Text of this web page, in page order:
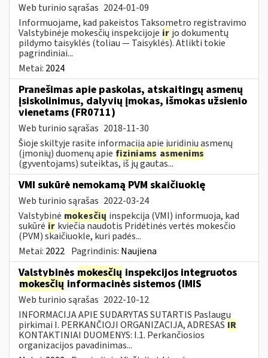
Web turinio sąrašas 2024-01-09
Informuojame, kad pakeistos Taksometro registravimo
Valstybinėje mokesčių inspekcijoje ir jo dokumentų
pildymo taisyklės (toliau — Taisyklės). Atlikti tokie
pagrindiniai...
Metai: 2024
Pranešimas apie paskolas, atskaitingų asmenų
įsiskolinimus, dalyvių įmokas, išmokas užsienio
vienetams (FR0711)
Web turinio sąrašas 2018-11-30
Šioje skiltyje rasite informaciją apie juridinių asmenų
(įmonių) duomenų apie fiziniams asmenims
(gyventojams) suteiktas, iš jų gautas...
VMI sukūrė nemokamą PVM skaičiuoklę
Web turinio sąrašas 2022-03-24
Valstybinė mokesčių inspekcija (VMI) informuoja, kad
sukūrė ir kviečia naudotis Pridėtinės vertės mokesčio
(PVM) skaičiuokle, kuri padės...
Metai: 2022 Pagrindinis: Naujiena
Valstybinės mokesčių inspekcijos integruotos
mokesčių informacinės sistemos (IMIS
Web turinio sąrašas 2022-10-12
INFORMACIJA APIE SUDARYTAS SUTARTIS Paslaugų
pirkimai I. PERKANČIOJI ORGANIZACIJA, ADRESAS IR
KONTAKTINIAI DUOMENYS: I.1. Perkančiosios
organizacijos pavadinimas...